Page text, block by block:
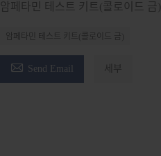
암페타민 테스트 키트(콜로이드 금)
암페타민 테스트 키트(콜로이드 금)
 Send Email 세부